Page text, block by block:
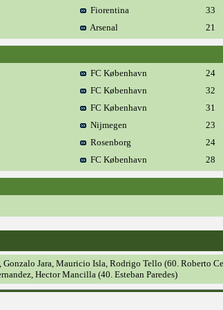
Fiorentina 33
Arsenal 21
FC København 24
FC København 32
FC København 31
Nijmegen 23
Rosenborg 24
FC København 28
Jara, Mauricio Isla, Rodrigo Tello (60. Roberto
Hector Mancilla (40. Esteban Paredes)